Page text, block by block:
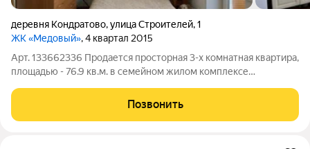
деревня Кондратово,улица Строителей,1
ЖК «Медовый», 4 квартал 2015
Арт. 133662336 Продается просторная 3-х комнатная квартира,
площадью - 76.9 кв.м. в семейном жилом комплексе
развивающаяся локация: в 5-ти минутах ходьбы находится
новая современная школа "Сфера" на
Позвонить